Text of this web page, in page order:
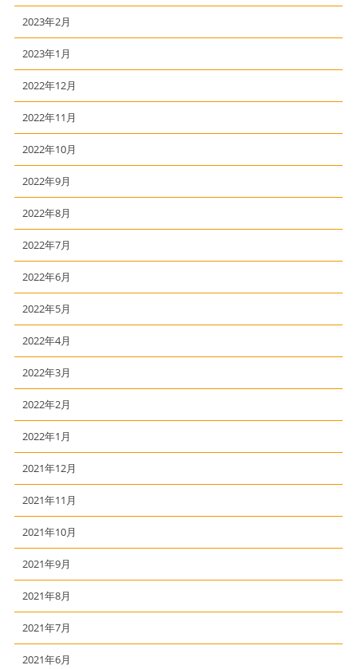
2023年2月
2023年1月
2022年12月
2022年11月
2022年10月
2022年9月
2022年8月
2022年7月
2022年6月
2022年5月
2022年4月
2022年3月
2022年2月
2022年1月
2021年12月
2021年11月
2021年10月
2021年9月
2021年8月
2021年7月
2021年6月